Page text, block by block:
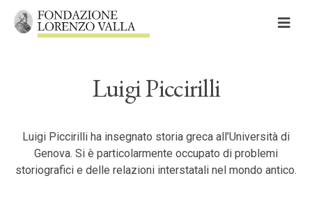
Skip
Luigi Piccirilli
Luigi Piccirilli ha insegnato storia greca all’Università di
Genova. Si è particolarmente occupato di problemi
storiografici e delle relazioni interstatali nel mondo antico.